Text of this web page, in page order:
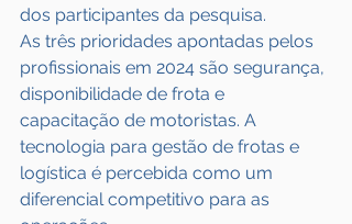
dos participantes da pesquisa.
As três prioridades apontadas pelos
profissionais em 2024 são segurança,
disponibilidade de frota e
capacitação de motoristas. A
tecnologia para gestão de frotas e
logística é percebida como um
diferencial competitivo para as